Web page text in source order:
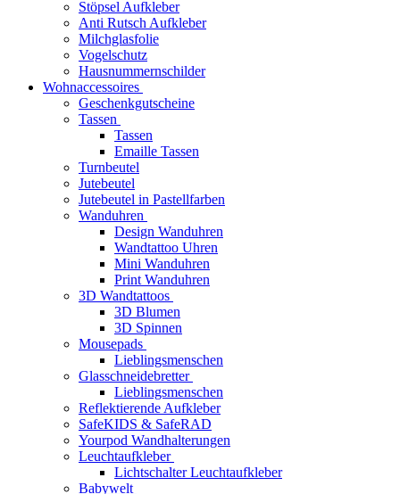
Stöpsel Aufkleber
Anti Rutsch Aufkleber
Milchglasfolie
Vogelschutz
Hausnummernschilder
Wohnaccessoires
Geschenkgutscheine
Tassen
Tassen
Emaille Tassen
Turnbeutel
Jutebeutel
Jutebeutel in Pastellfarben
Wanduhren
Design Wanduhren
Wandtattoo Uhren
Mini Wanduhren
Print Wanduhren
3D Wandtattoos
3D Blumen
3D Spinnen
Mousepads
Lieblingsmenschen
Glasschneidebretter
Lieblingsmenschen
Reflektierende Aufkleber
SafeKIDS & SafeRAD
Yourpod Wandhalterungen
Leuchtaufkleber
Lichtschalter Leuchtaufkleber
Babywelt